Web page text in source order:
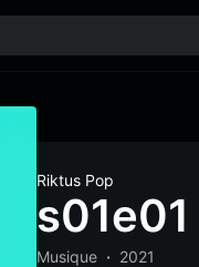
Riktus Pop
s01e01
Musique 2021